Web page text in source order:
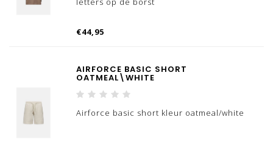
€44,95
AIRFORCE BASIC SHORT
OATMEAL\WHITE
Airforce basic short kleur oatmeal/white